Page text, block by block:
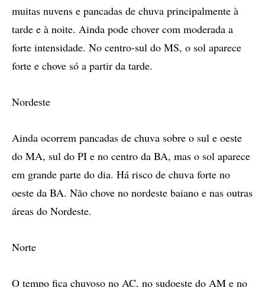
muitas nuvens e pancadas de chuva principalmente à
tarde e à noite. Ainda pode chover com moderada a
forte intensidade. No centro-sul do MS, o sol aparece
forte e chove só a partir da tarde.
Nordeste
Ainda ocorrem pancadas de chuva sobre o sul e oeste
do MA, sul do PI e no centro da BA, mas o sol aparece
em grande parte do dia. Há risco de chuva forte no
oeste da BA. Não chove no nordeste baiano e nas outras
áreas do Nordeste.
Norte
O tempo fica chuvoso no AC, no sudoeste do AM e no